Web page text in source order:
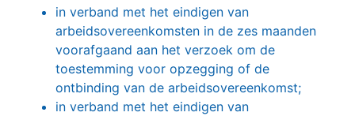
in verband met het eindigen van
arbeidsovereenkomsten in de zes maanden
voorafgaand aan het verzoek om de
toestemming voor opzegging of de
ontbinding van de arbeidsovereenkomst;
in verband met het eindigen van